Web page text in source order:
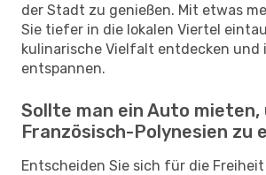
der Stadt zu genießen. Mit etwas
Sie tiefer in die lokalen Viertel
kulinarische Vielfalt entdecken und
entspannen.
Sollte man ein Auto mieten,
Französisch-Polynesien zu
Entscheiden Sie sich für die